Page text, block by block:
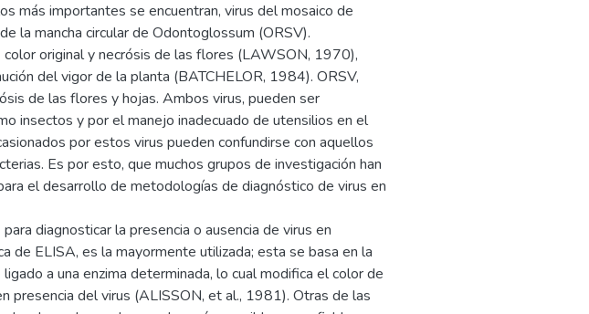
más importantes se encuentran, virus del mosaico de
la mancha circular de Odontoglossum (ORSV).
color original y necrósis de las flores (LAWSON, 1970),
del vigor de la planta (BATCHELOR, 1984). ORSV,
de las flores y hojas. Ambos virus, pueden ser
insectos y por el manejo inadecuado de utensilios en el
por estos virus pueden confundirse con aquellos
Es por esto, que muchos grupos de investigación han
el desarrollo de metodologías de diagnóstico de virus en
diagnosticar la presencia o ausencia de virus en
de ELISA, es la mayormente utilizada; esta se basa en la
a una enzima determinada, lo cual modifica el color de
presencia del virus (ALISSON, et al., 1981). Otras de las